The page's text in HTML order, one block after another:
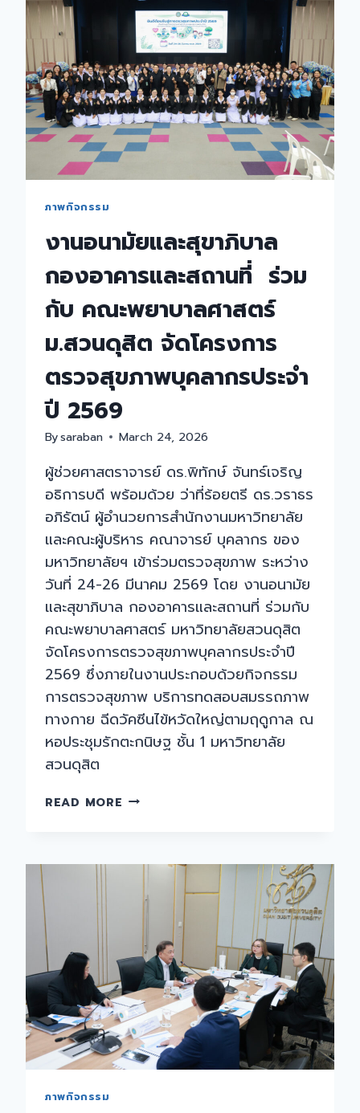
การ
ดำเนิน
งาน
เครือ
ข่าย
การ
วิจัย
SDU
CLUB
1(2)/2569
ภาพกิจกรรม
งานอนามัยและสุขาภิบาล
กองอาคารและสถานที่ ร่วม
กับ คณะพยาบาลศาสตร์
ม.สวนดุสิต จัดโครงการ
ตรวจสุขภาพบุคลากรประจำ
ปี 2569
Bysaraban March 24, 2026
ผู้ช่วยศาสตราจารย์ ดร.พิทักษ์ จันทร์เจริญ
อธิการบดี พร้อมด้วย ว่าที่ร้อยตรี ดร.วราธร
อภิรัตน์ ผู้อำนวยการสำนักงานมหาวิทยาลัย
และคณะผู้บริหาร คณาจารย์ บุคลากร ของ
มหาวิทยาลัยฯ เข้าร่วมตรวจสุขภาพ ระหว่าง
วันที่ 24-26 มีนาคม 2569 โดย งานอนามัย
และสุขาภิบาล กองอาคารและสถานที่ ร่วมกับ
คณะพยาบาลศาสตร์ มหาวิทยาลัยสวนดุสิต
จัดโครงการตรวจสุขภาพบุคลากรประจำปี
2569 ซึ่งภายในงานประกอบด้วยกิจกรรม
การตรวจสุขภาพ บริการทดสอบสมรรถภาพ
ทางกาย ฉีดวัคซีนไข้หวัดใหญ่ตามฤดูกาล ณ
หอประชุมรักตะกนิษฐ ชั้น 1 มหาวิทยาลัย
สวนดุสิต
READ MORE งาน
ร่วม
กับ
คณะ
พยาบาล
ศาสตร์
ม.สวนดุสิต
จัด
ภาพกิจกรรม